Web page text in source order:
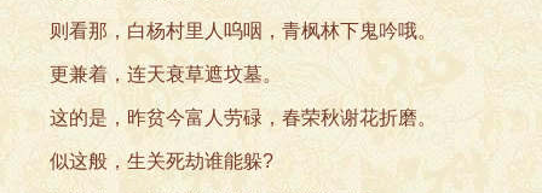
则看那，白杨村里人呜咽 ，青枫林下鬼吟哦。
更兼着，连天衰草遮坟墓。
这的是，昨贫今富人劳碌， 春荣秋谢花折磨。
似这般，生关死劫谁能躲?